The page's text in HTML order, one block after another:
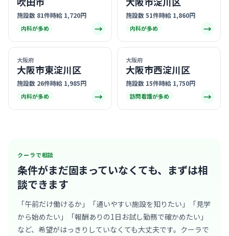
施設数 81件時給 1,720円
内科が多め →
施設数 51件時給 1,860円
内科が多め →
大阪府
大阪市東淀川区
施設数 26件時給 1,985円
内科が多め →
大阪府
大阪市西淀川区
施設数 15件時給 1,750円
訪問看護が多め →
クーラで相談
条件がまだ固まっていなくても、 まずは相
談できます
「午前だけ働けるか」「通いやすい施設を知りたい」「見学
から始めたい」「報酬ありの1日お試し勤務で確かめたい」
など、希望がはっきりしていなくても大丈夫です。クーラで